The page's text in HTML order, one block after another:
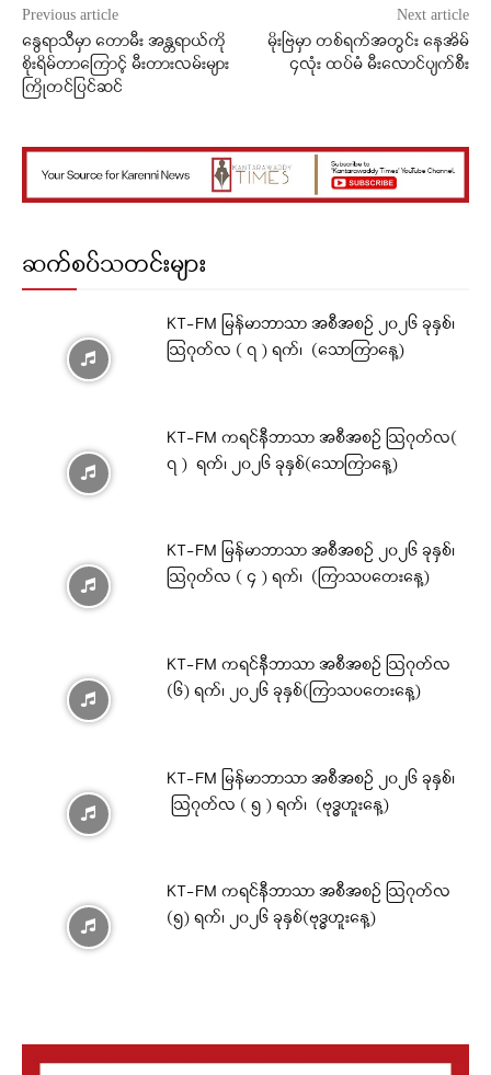
Previous article
နွေရာသီမှာ တောမီး အန္တရာယ်ကို
စိုးရိမ်တာကြောင့် မီးတားလမ်းများ
ကြိုတင်ပြင်ဆင်
Next article
မိုးဗြဲမှာ တစ်ရက်အတွင်း နေအိမ်
၄လုံး ထပ်မံ မီးလောင်ပျက်စီး
ဆက်စပ်သတင်းများ
KT-FM မြန်မာဘာသာ အစီအစဉ် ၂၀၂၆ ခုနှစ်၊
ဩဂုတ်လ ( ၇ ) ရက်၊ (သောကြာနေ့)
KT-FM ကရင်နီဘာသာ အစီအစဉ် ဩဂုတ်လ(
၇ ) ရက်၊ ၂၀၂၆ ခုနှစ်(သောကြာနေ့)
KT-FM မြန်မာဘာသာ အစီအစဉ် ၂၀၂၆ ခုနှစ်၊
ဩဂုတ်လ ( ၄ ) ရက်၊ (ကြာသပတေးနေ့)
KT-FM ကရင်နီဘာသာ အစီအစဉ် ဩဂုတ်လ
(၆) ရက်၊ ၂၀၂၆ ခုနှစ်(ကြာသပတေးနေ့)
KT-FM မြန်မာဘာသာ အစီအစဉ် ၂၀၂၆ ခုနှစ်၊
ဩဂုတ်လ ( ၅ ) ရက်၊ (ဗုဒ္ဓဟူးနေ့)
KT-FM ကရင်နီဘာသာ အစီအစဉ် ဩဂုတ်လ
(၅) ရက်၊ ၂၀၂၆ ခုနှစ်(ဗုဒ္ဓဟူးနေ့)